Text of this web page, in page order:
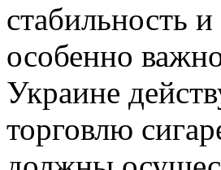
стабильность
особенно
Украине
торговлю